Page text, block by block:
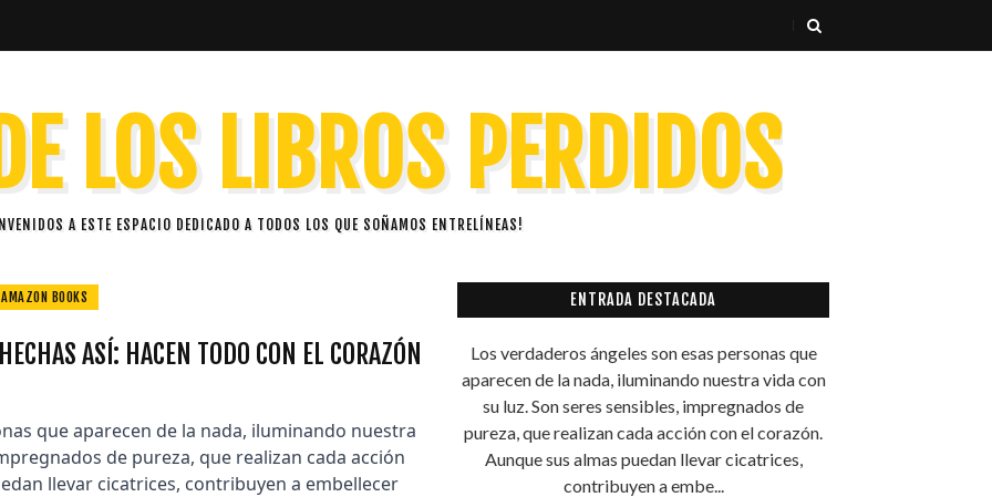
LOS LIBROS PERDIDOS
A ESTE ESPACIO DEDICADO A TODOS LOS QUE SOÑAMOS ENTRELÍNEAS!
AMAZON BOOKS
ASÍ: HACEN TODO CON EL CORAZÓN
que aparecen de la nada, iluminando nuestra
de pureza, que realizan cada acción
llevar cicatrices, contribuyen a embellecer
ENTRADA DESTACADA
Los verdaderos ángeles son esas personas que
aparecen de la nada, iluminando nuestra vida con
su luz. Son seres sensibles, impregnados de
pureza, que realizan cada acción con el corazón.
Aunque sus almas puedan llevar cicatrices,
contribuyen a embe...